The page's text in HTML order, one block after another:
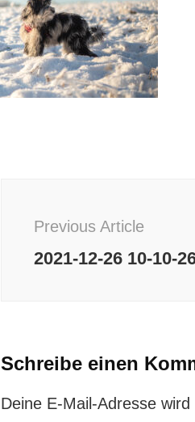
Navigation
Previous Article
2021-12-26 10-10-
Schreibe einen
Deine E-Mail-Adresse